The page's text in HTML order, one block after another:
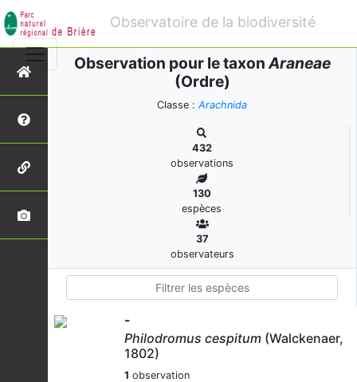
Observatoire de la biodiversité
Observation pour le taxonAraneae
(Ordre)
Classe : Arachnida
432
observations
130
espèces
37
observateurs
-
Philodromus cespitum (Walckenaer,
1802)
1 observation